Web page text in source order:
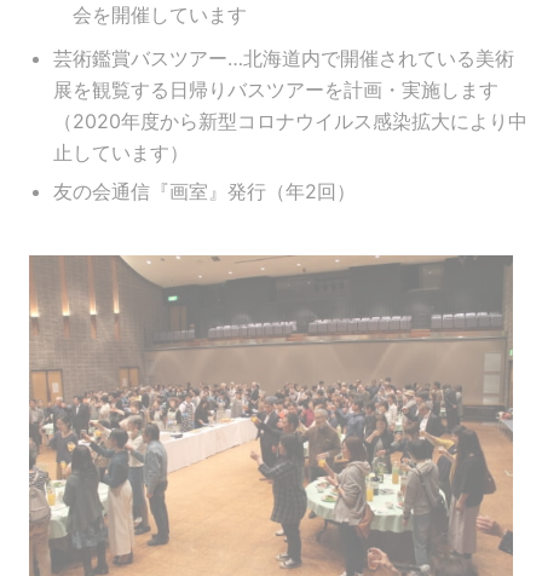
会を開催しています
芸術鑑賞バスツアー…北海道内で開催されている美術
展を観覧する日帰りバスツアーを計画・実施します
（2020年度から新型コロナウイルス感染拡大により中
止しています）
友の会通信『画室』発行（年2回）